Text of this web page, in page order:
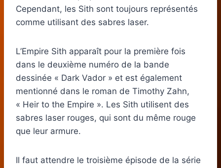
Cependant, les Sith sont toujours représentés
comme utilisant des sabres laser.
L’Empire Sith apparaît pour la première fois
dans le deuxième numéro de la bande
dessinée « Dark Vador » et est également
mentionné dans le roman de Timothy Zahn,
« Heir to the Empire ». Les Sith utilisent des
sabres laser rouges, qui sont du même rouge
que leur armure.
Il faut attendre le troisième épisode de la série